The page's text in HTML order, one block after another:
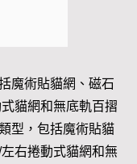
魔術貼貓網、磁石
貓網和無底軌百摺
型，包括魔術貼貓
右捲動式貓網和無